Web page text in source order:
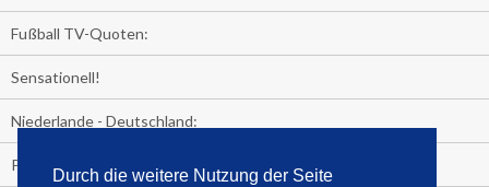
Durch die weitere Nutzung der Seite
Fußball TV-Quoten:
Sensationell!
Niederlande - Deutschland:
PRESSEMITTEILUNG